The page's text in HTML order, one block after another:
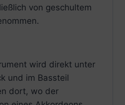
von geschultem
wird direkt unter
und im Bassteil
dort, wo der